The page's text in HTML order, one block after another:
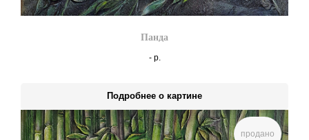
Панда
- р.
Подробнее о картине
продано